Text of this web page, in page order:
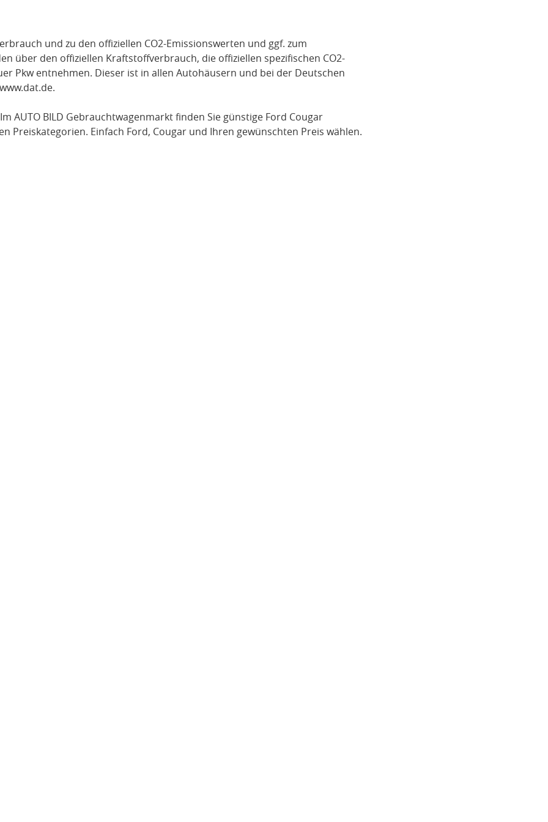
und zu den offiziellen CO2-Emissionswerten und ggf. zum
über den offiziellen Kraftstoffverbrauch, die offiziellen spezifischen CO2-
Pkw entnehmen. Dieser ist in allen Autohäusern und bei der Deutschen
www.dat.de.
AUTO BILD Gebrauchtwagenmarkt finden Sie günstige Ford Cougar
Preiskategorien. Einfach Ford, Cougar und Ihren gewünschten Preis wählen.